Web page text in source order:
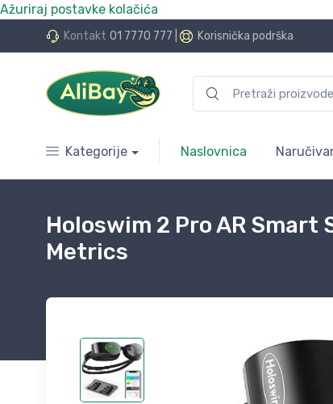
Ažuriraj postavke kolačića
Kontakt 01 7770 777 Korisnička podrška
24 rate bez kamata
Kategorije Naslovnica
Holoswim 2 Pro AR
Metrics